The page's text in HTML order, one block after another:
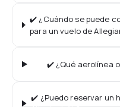
✔️ ¿Cuándo se puede
para un vuelo de
✔️ ¿Qué aerolínea
✔️ ¿Puedo reservar un